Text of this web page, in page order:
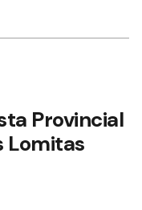
Provincial
Lomitas